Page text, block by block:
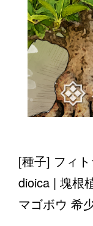
[種子] フィ
dioica | 塊根
マゴボウ 希